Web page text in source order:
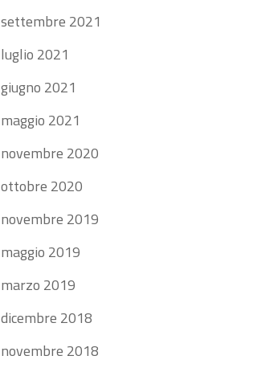
settembre 2021
luglio 2021
giugno 2021
maggio 2021
novembre 2020
ottobre 2020
novembre 2019
maggio 2019
marzo 2019
dicembre 2018
novembre 2018